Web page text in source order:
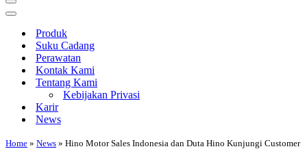
Menu
Navigasi
Menu
NavigasiProduk
Suku Cadang
Perawatan
Kontak Kami
Tentang Kami
Kebijakan Privasi
Karir
News
Home » News » Hino Motor Sales Indonesia dan Duta Hino Kunjungi Customer